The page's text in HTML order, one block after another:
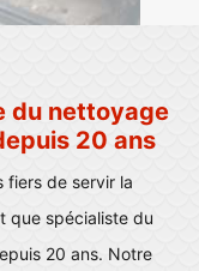
du nettoyage
20 ans
fiers de servir la
que spécialiste du
20 ans. Notre